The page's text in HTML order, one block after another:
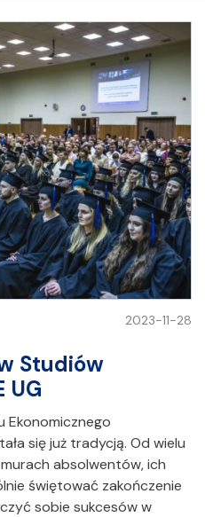
2023-11-28
Studiów
UG
Ekonomicznego
się już tradycją. Od wielu
absolwentów, ich
świętować zakończenie
sobie sukcesów w